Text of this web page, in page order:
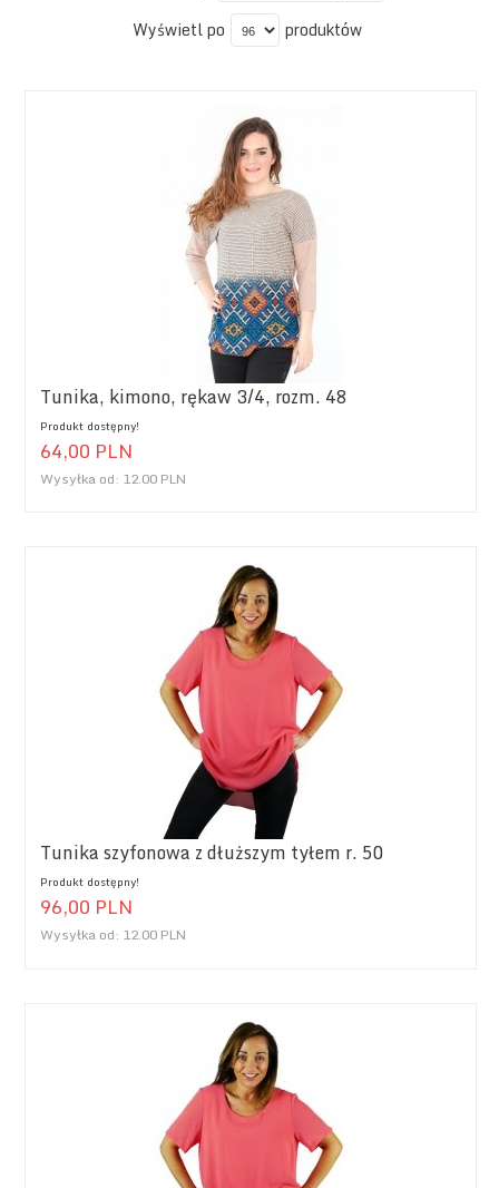
Wyświetl po
produktów
Tunika, kimono, rękaw 3/4, rozm. 48
Produkt dostępny!
64,00 PLN
Wysyłka od: 12.00 PLN
Tunika szyfonowa z dłuższym tyłem r. 50
Produkt dostępny!
96,00 PLN
Wysyłka od: 12.00 PLN